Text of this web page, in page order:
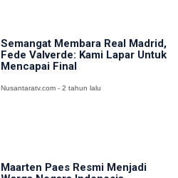
Semangat Membara Real Madrid,
Fede Valverde: Kami Lapar Untuk
Mencapai Final
Nusantaratv.com - 2 tahun lalu
Maarten Paes Resmi Menjadi